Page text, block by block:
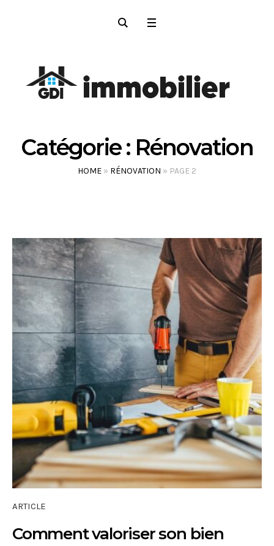
Catégorie : Rénovation
HOME » RÉNOVATION » PAGE 2
ARTICLE
Comment valoriser son bien